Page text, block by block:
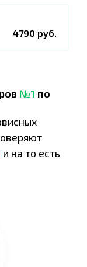
4790 руб.
№1 по
и на то есть